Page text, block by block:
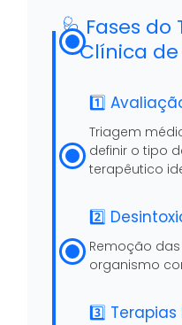
🩺 Fases
Clínica
1️⃣
Triagem
definir o tipo
terapêutico
2️⃣
Remoção
organismo
3️⃣